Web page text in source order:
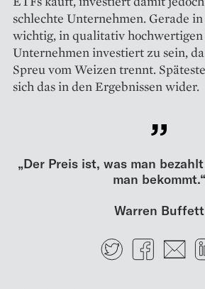
schlechte Unternehmen. Gerade
wichtig, in qualitativ hochwertigen
Unternehmen investiert zu sein,
Spreu vom Weizen trennt.
sich das in den Ergebnissen wider.
„Der Preis ist, was man
man bekommt.“
Warren Buffett
Twitter